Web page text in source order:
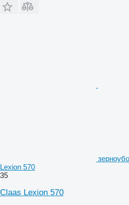
Lexion 570
35
Claas Lexion 570